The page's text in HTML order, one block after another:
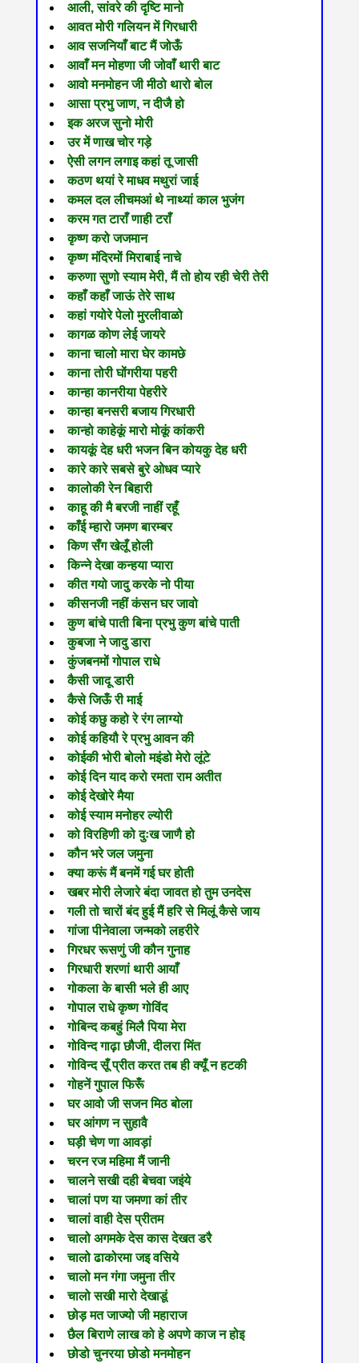
आली, सांवरे की दृष्टि मानो
आवत मोरी गलियन में गिरधारी
आव सजनियाँ बाट मैं जोऊँ
आवाँ मन मोहणा जी जोवाँ थारी बाट
आवो मनमोहन जी मीठो थारो बोल
आसा प्रभु जाण, न दीजै हो
इक अरज सुनो मोरी
उर में णाख चोर गड़े
ऐसी लगन लगाइ कहां तू जासी
कठण थयां रे माधव मथुरां जाई
कमल दल लीचमआं थे नाथ्यां काल भुजंग
करम गत टाराँ णाही टराँ
कृष्ण करो जजमान
कृष्ण मंदिरमों मिराबाई नाचे
करुणा सुणो स्याम मेरी, मैं तो होय रही चेरी तेरी
कहाँ कहाँ जाऊं तेरे साथ
कहां गयोरे पेलो मुरलीवाळो
कागळ कोण लेई जायरे
काना चालो मारा घेर कामछे
काना तोरी घोंगरीया पहरी
कान्हा कानरीया पेहरीरे
कान्हा बनसरी बजाय गिरधारी
कान्हो काहेकूं मारो मोकूं कांकरी
कायकूं देह धरी भजन बिन कोयकु देह धरी
कारे कारे सबसे बुरे ओधव प्यारे
कालोकी रेन बिहारी
काहू की मै बरजी नाहीं रहूँ
काँई म्हारो जमण बारम्बर
किण सँग खेलूँ होली
किन्ने देखा कन्हया प्यारा
कीत गयो जादु करके नो पीया
कीसनजी नहीं कंसन घर जावो
कुण बांचे पाती बिना प्रभु कुण बांचे पाती
कुबजा ने जादु डारा
कुंजबनमों गोपाल राधे
कैसी जादू डारी
कैसे जिऊँ री माई
कोई कछु कहो रे रंग लाग्यो
कोई कहियौ रे प्रभु आवन की
कोईकी भोरी बोलो म‍इंडो मेरो लूंटे
कोई दिन याद करो रमता राम अतीत
कोई देखोरे मैया
कोई स्याम मनोहर ल्योरी
को विरहिणी को दुःख जाणै हो
कौन भरे जल जमुना
क्या करूं मैं बनमें गई घर होती
खबर मोरी लेजारे बंदा जावत हो तुम उनदेस
गली तो चारों बंद हुई मैं हरि से मिलूं कैसे जाय
गांजा पीनेवाला जन्मको लहरीरे
गिरधर रूसणुं जी कौन गुनाह
गिरधारी शरणां थारी आयाँ
गोकला के बासी भले ही आए
गोपाल राधे कृष्ण गोविंद
गोबिन्द कबहुं मिलै पिया मेरा
गोविन्द गाढ़ा छौजी, दीलरा मिंत
गोविन्द सूँ प्रीत करत तब ही क्यूँ न हटकी
गोहनें गुपाल फिरूँ
घर आवो जी सजन मिठ बोला
घर आंगण न सुहावै
घड़ी चेण णा आवड़ां
चरन रज महिमा मैं जानी
चालने सखी दही बेचवा जइंये
चालां पण या जमणा कां तीर
चालां वाही देस प्रीतम
चालो अगमके देस कास देखत डरै
चालो ढाकोरमा ज‍इ वसिये
चालो मन गंगा जमुना तीर
चालो सखी मारो देखाडूं
छोड़ मत जाज्यो जी महाराज
छैल बिराणे लाख को हे अपणे काज न होइ
छोडो चुनरया छोडो मनमोहन